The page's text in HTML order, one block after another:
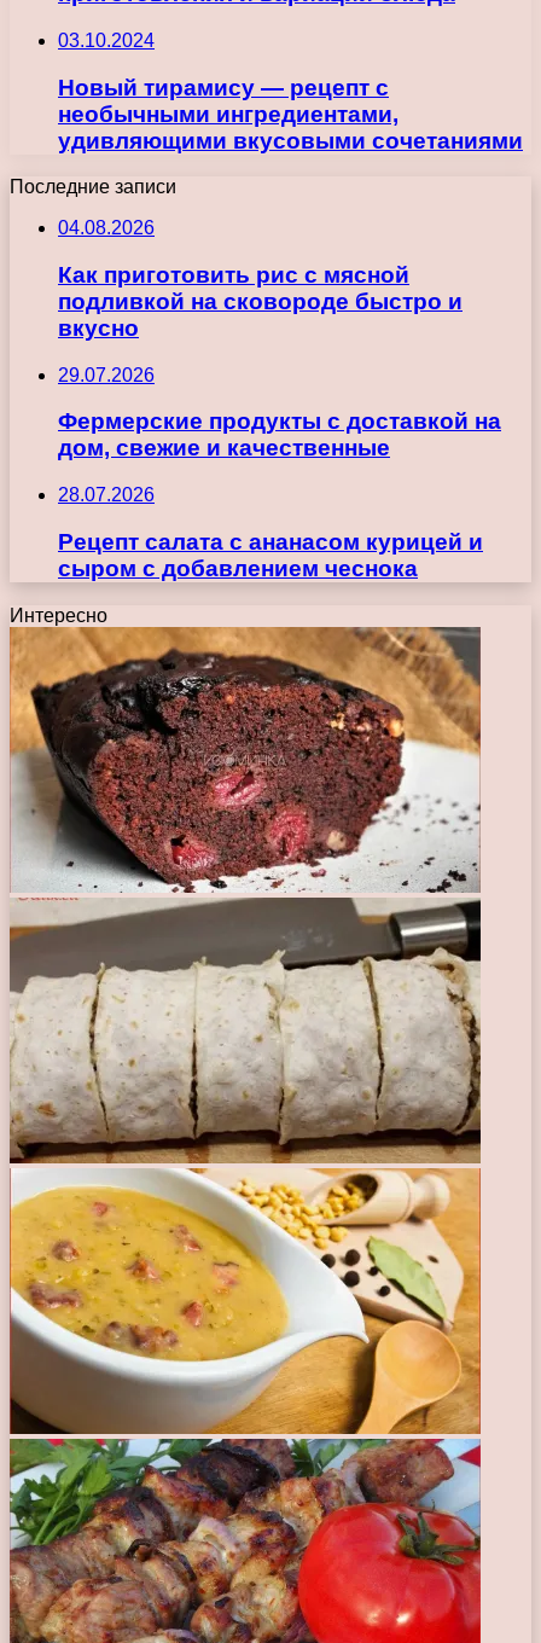
03.10.2024
Новый тирамису — рецепт с
необычными ингредиентами,
удивляющими вкусовыми сочетаниями
Последние записи
04.08.2026
Как приготовить рис с мясной
подливкой на сковороде быстро и
вкусно
29.07.2026
Фермерские продукты с доставкой на
дом, свежие и качественные
28.07.2026
Рецепт салата с ананасом курицей и
сыром с добавлением чеснока
Интересно